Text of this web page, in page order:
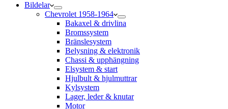
Bildelar
Chevrolet 1958-1964
Bakaxel & drivlina
Bromssystem
Bränslesystem
Belysning & elektronik
Chassi & upphängning
Elsystem & start
Hjulbult & hjulmuttrar
Kylsystem
Lager, leder & knutar
Motor